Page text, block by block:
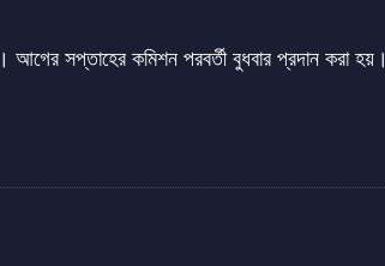
আগের সপ্তাহের কমিশন পরবর্তী বুধবার প্রদান করা হয়।